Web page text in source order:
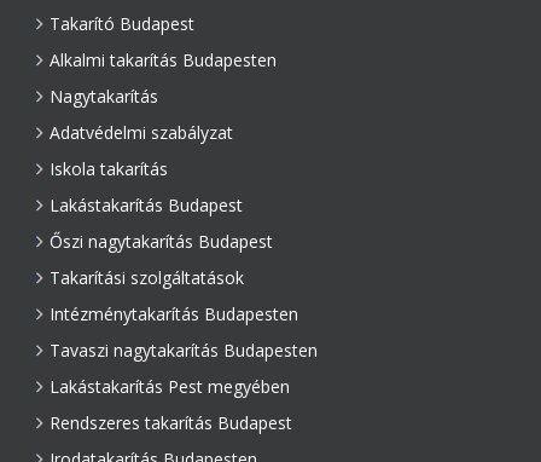
Takarító Budapest
Alkalmi takarítás Budapesten
Nagytakarítás
Adatvédelmi szabályzat
Iskola takarítás
Lakástakarítás Budapest
Őszi nagytakarítás Budapest
Takarítási szolgáltatások
Intézménytakarítás Budapesten
Tavaszi nagytakarítás Budapesten
Lakástakarítás Pest megyében
Rendszeres takarítás Budapest